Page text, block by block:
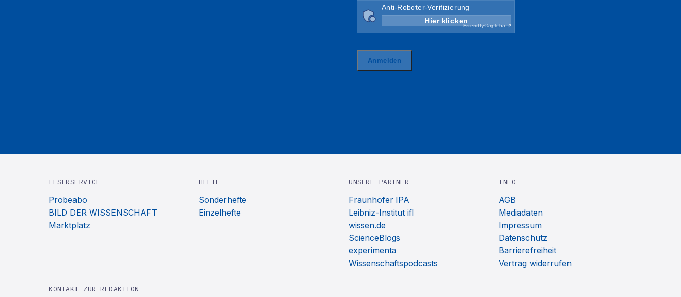
LESERSERVICE
Probeabo
BILD DER WISSENSCHAFT
Marktplatz
HEFTE
Sonderhefte
Einzelhefte
UNSERE PARTNER
Fraunhofer IPA
Leibniz-Institut ifl
wissen.de
ScienceBlogs
experimenta
Wissenschaftspodcasts
INFO
AGB
Mediadaten
Impressum
Datenschutz
Barrierefreiheit
Vertrag widerrufen
KONTAKT ZUR REDAKTION